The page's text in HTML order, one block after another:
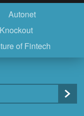
Autonet
of Fintech